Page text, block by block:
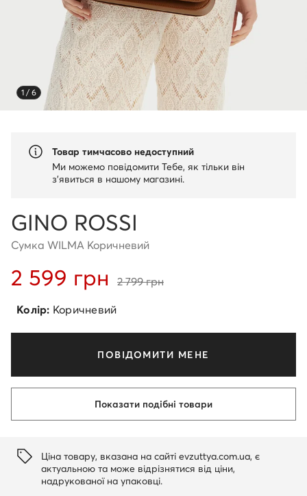
1 / 6
Товар тимчасово недоступний
Ми можемо повідомити Тебе, як тільки він
з'явиться в нашому магазині.
GINO ROSSI
Сумка WILMA Коричневий
2 599 грн 2 799 грн
Колір: Коричневий
ПОВІДОМИТИ МЕНЕ
Показати подібні товари
Ціна товару, вказана на сайті evzuttya.com.ua, є
актуальною та може відрізнятися від ціни,
надрукованої на упаковці.